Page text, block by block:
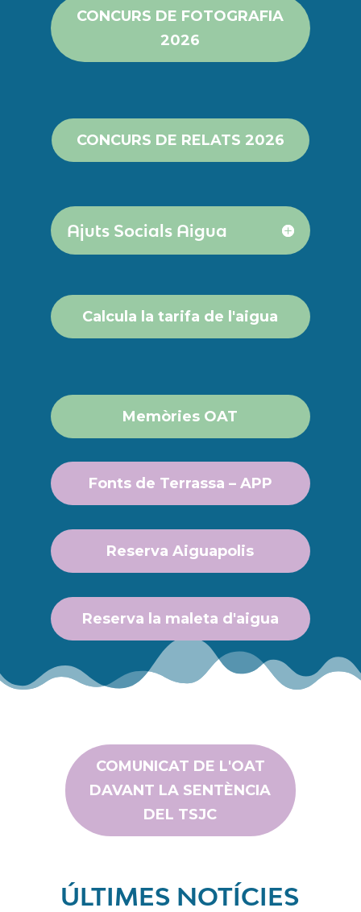
CONCURS DE FOTOGRAFIA
2026
CONCURS DE RELATS 2026
Ajuts Socials Aigua
Calcula la tarifa de l'aigua
Memòries OAT
Fonts de Terrassa – APP
Reserva Aiguapolis
Reserva la maleta d'aigua
COMUNICAT DE L'OAT
DAVANT LA SENTÈNCIA
DEL TSJC
ÚLTIMES NOTÍCIES